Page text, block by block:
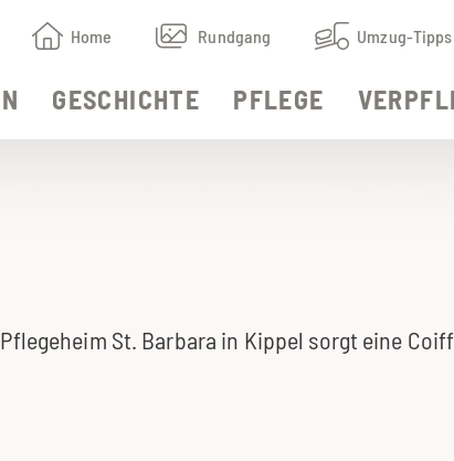
Home Rundgang Umzug-Tipps
GESCHICHTE PFLEGE
St. Barbara in Kippel sorgt eine